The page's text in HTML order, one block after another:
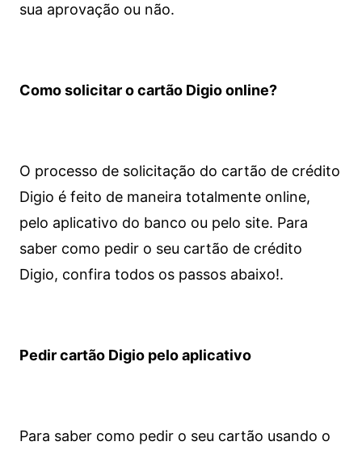
sua aprovação ou não.
Como solicitar o cartão Digio online?
O processo de solicitação do cartão de crédito
Digio é feito de maneira totalmente online,
pelo aplicativo do banco ou pelo site. Para
saber como pedir o seu cartão de crédito
Digio, confira todos os passos abaixo!.
Pedir cartão Digio pelo aplicativo
Para saber como pedir o seu cartão usando o